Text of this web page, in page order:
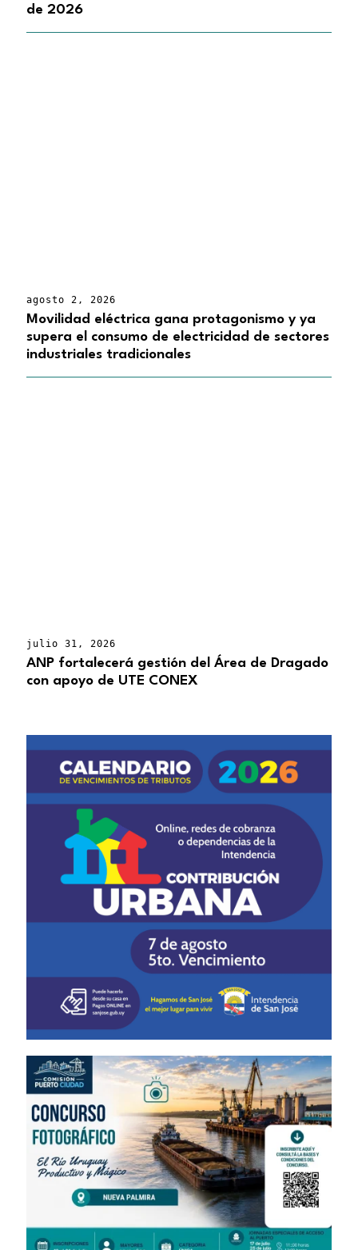
de 2026
agosto 2, 2026
Movilidad eléctrica gana protagonismo y ya
supera el consumo de electricidad de sectores
industriales tradicionales
julio 31, 2026
ANP fortalecerá gestión del Área de Dragado
con apoyo de UTE CONEX